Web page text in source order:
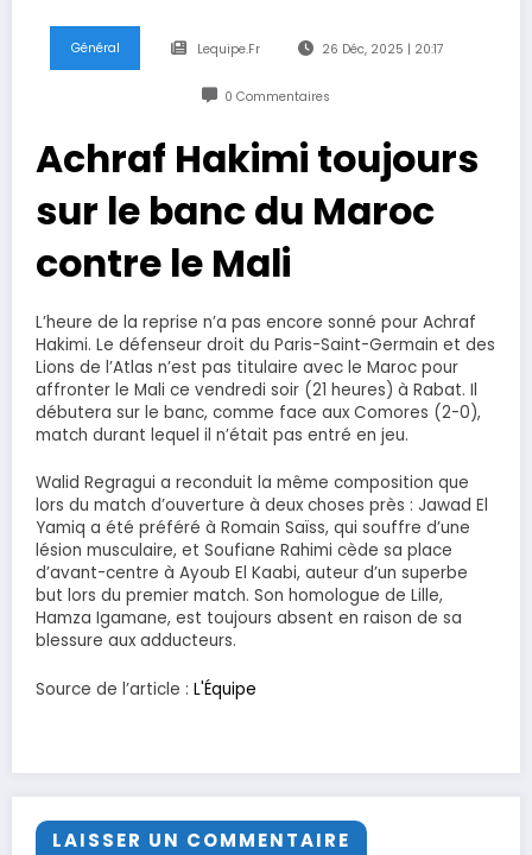
Général Lequipe.fr 26 Déc, 2025 | 20:17
0 Commentaires
Achraf Hakimi toujours
sur le banc du Maroc
contre le Mali
L’heure de la reprise n’a pas encore sonné pour Achraf
Hakimi. Le défenseur droit du Paris-Saint-Germain et des
Lions de l’Atlas n’est pas titulaire avec le Maroc pour
affronter le Mali ce vendredi soir (21 heures) à Rabat. Il
débutera sur le banc, comme face aux Comores (2-0),
match durant lequel il n’était pas entré en jeu.
Walid Regragui a reconduit la même composition que
lors du match d’ouverture à deux choses près : Jawad El
Yamiq a été préféré à Romain Saïss, qui souffre d’une
lésion musculaire, et Soufiane Rahimi cède sa place
d’avant-centre à Ayoub El Kaabi, auteur d’un superbe
but lors du premier match. Son homologue de Lille,
Hamza Igamane, est toujours absent en raison de sa
blessure aux adducteurs.
Source de l’article : L'Équipe
LAISSER UN COMMENTAIRE